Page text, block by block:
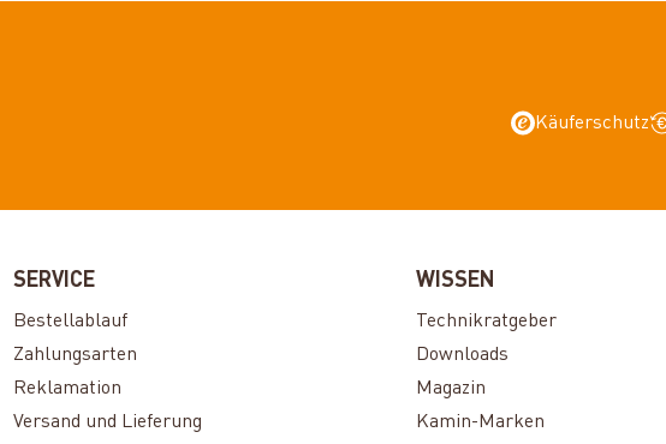
Käuferschutz
SERVICE
Bestellablauf
Zahlungsarten
Reklamation
Versand und Lieferung
WISSEN
Technikratgeber
Downloads
Magazin
Kamin-Marken